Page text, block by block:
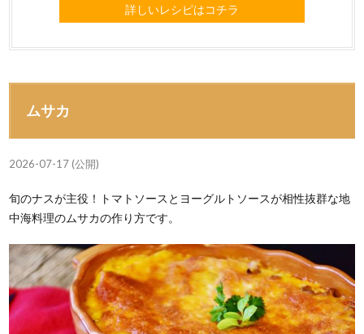
詳しいレシピはコチラ
ムサカ
2026-07-17 (公開)
旬のナスが主役！トマトソースとヨーグルトソースが相性抜群な地
中海料理のムサカの作り方です。